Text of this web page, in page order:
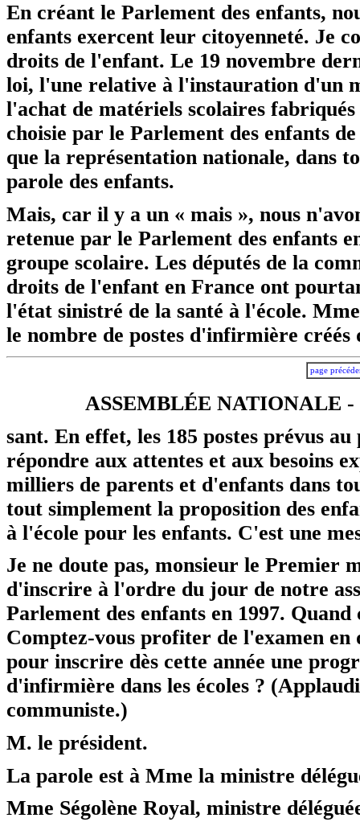
En créant le Parlement des enfants,
enfants exercent leur citoyenneté. Je
droits de l'enfant. Le 19 novembre
loi, l'une relative à l'instauration d'un
l'achat de matériels scolaires
choisie par le Parlement des enfants
que la représentation nationale, dans
parole des enfants.
Mais, car il y a un « mais », nous
retenue par le Parlement des enfants
groupe scolaire. Les députés de la
droits de l'enfant en France ont
l'état sinistré de la santé à l'école.
le nombre de postes d'infirmière
page
ASSEMBLÉE NATIONALE -
sant. En effet, les 185 postes prévus
répondre aux attentes et aux besoins
milliers de parents et d'enfants dans
tout simplement la proposition des
à l'école pour les enfants. C'est une
Je ne doute pas, monsieur le Premier
d'inscrire à l'ordre du jour de notre
Parlement des enfants en 1997.
Comptez-vous profiter de l'examen
pour inscrire dès cette année une
d'infirmière dans les écoles ?
communiste.)
M. le président.
La parole est à Mme la ministre
Mme Ségolène Royal, ministre